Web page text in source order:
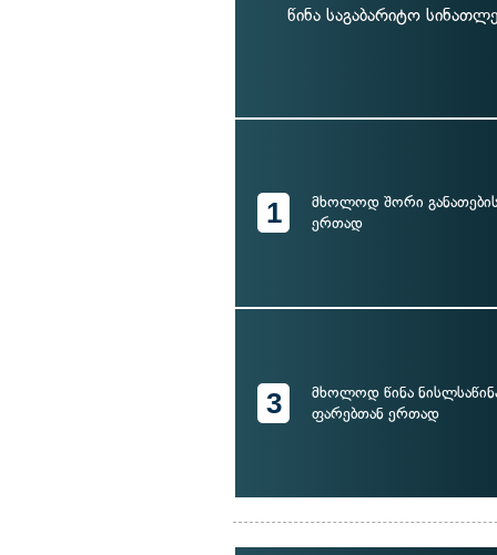
წინა საგაბარიტო
1
მხოლოდ შორი
ერთად
3
მხოლოდ წინა
ფარებთან ერთად